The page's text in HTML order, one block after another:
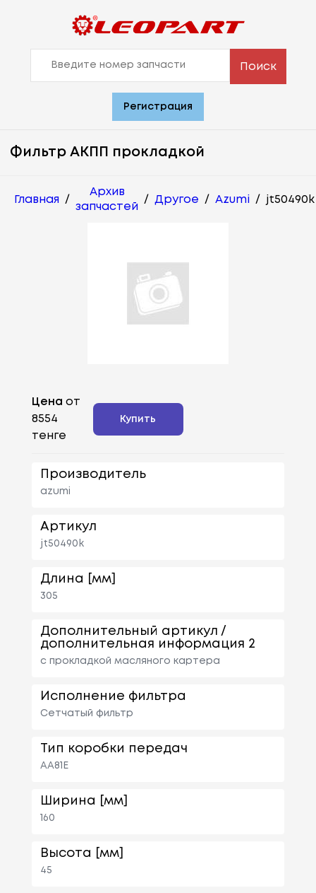
Поиск
Регистрация
Фильтр АКПП прокладкой
Главная /
Архив
запчастей
/ Другое / Azumi / jt50490k
Цена от
8554
тенге
Купить
Производитель
azumi
Артикул
jt50490k
Длина [мм]
305
Дополнительный артикул /
дополнительная информация 2
с прокладкой масляного картера
Исполнение фильтра
Сетчатый фильтр
Тип коробки передач
AA81E
Ширина [мм]
160
Высота [мм]
45